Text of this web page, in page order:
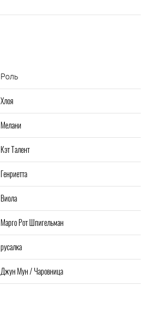
Роль
Хлоя
Мелани
Кэт Талент
Генриетта
Виола
Марго Рот Шпигельман
русалка
Джун Мун / Чаровница